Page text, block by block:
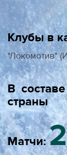
Клубы в
"Локомотив"
В
страны
Матчи: